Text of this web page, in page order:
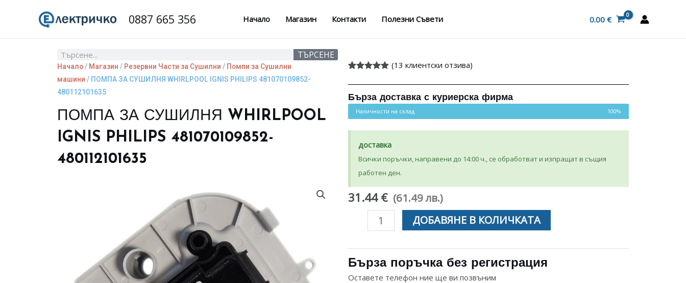
0887 665 356 Начало Магазин Контакти Полезни Съвети 0.00 €
Search ТЪРСЕНЕ
Начало/ Магазин / Резервни Части за Сушилни / Помпи за Сушилни
машини / ПОМПА ЗА СУШИЛНЯ WHIRLPOOL IGNIS PHILIPS 481070109852-
480112101635
ПОМПА ЗА СУШИЛНЯ WHIRLPOOL
IGNIS PHILIPS 481070109852-
480112101635
от 5,
потребителски
(13 клиентски отзива)
Бърза доставка с куриерска фирма
Наличности на склад 100%
доставка
Всички поръчки, направени до 14:00 ч., се обработват и изпращат в същия
работен ден.
31.44 € (61.49 лв.)
количество
ЗА
СУШИЛНЯ
ДОБАВЯНЕ В КОЛИЧКАТА
Бърза поръчка без регистрация
Оставете телефон ние ще ви позвъним